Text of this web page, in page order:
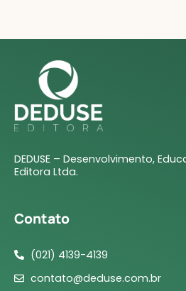
DEDUSE – Desenvolvimento,
Editora Ltda.
Contato
(021) 4139-4139
contato@deduse.com.br